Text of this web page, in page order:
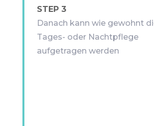
STEP 3
Danach kann wie gewohnt
Tages- oder Nachtpflege
aufgetragen werden